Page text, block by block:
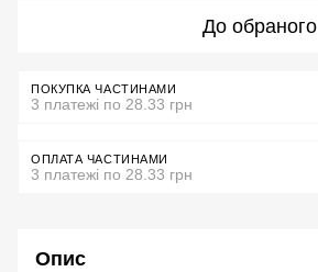
До обраного
ПОКУПКА ЧАСТИНАМИ
3 платежі по 28.33 грн
ОПЛАТА ЧАСТИНАМИ
3 платежі по 28.33 грн
Опис